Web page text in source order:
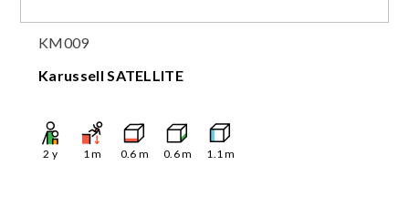
KM009
Karussell SATELLITE
2 y 1m 0.6 m 0.6m 1.1m